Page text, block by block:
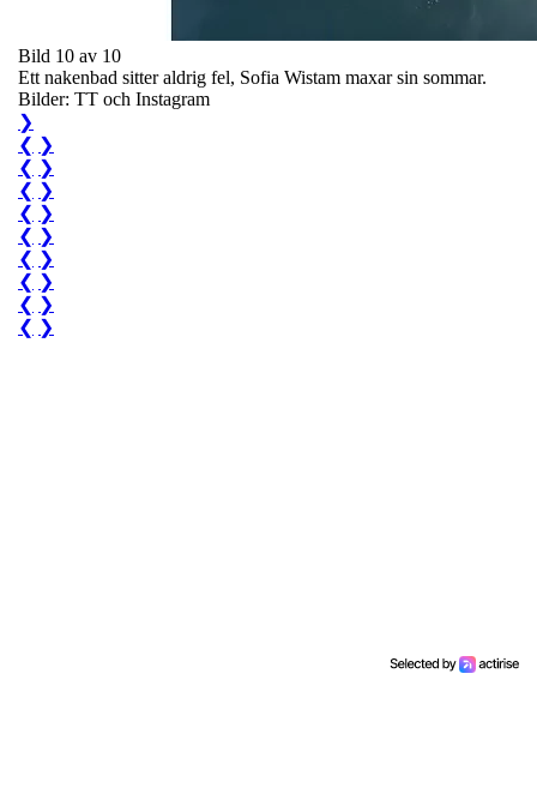
Bild 10 av 10
Ett nakenbad sitter aldrig fel, Sofia Wistam maxar sin sommar.
Bilder: TT och Instagram
❯
❮ ❯
❮ ❯
❮ ❯
❮ ❯
❮ ❯
❮ ❯
❮ ❯
❮ ❯
❮ ❯